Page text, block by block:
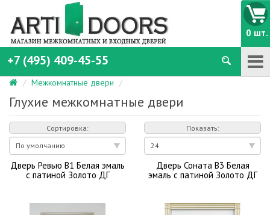
+7 (495) 409-45-55
0 шт.
Межкомнатные двери
Глухие межкомнатные двери
Сортировка: Показать:
Дверь Ревью В1 Белая эмаль
с патиной Золото ДГ
Дверь Соната В3 Белая
эмаль с патиной Золото ДГ